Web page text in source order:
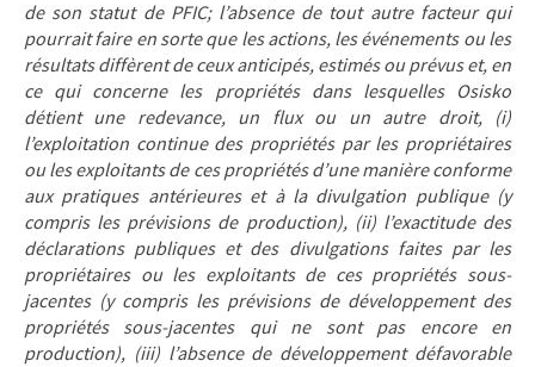
de son statut de PFIC; l’absence de tout autre facteur qui
pourrait faire en sorte que les actions, les événements ou les
résultats diffèrent de ceux anticipés, estimés ou prévus et, en
ce qui concerne les propriétés dans lesquelles Osisko
détient une redevance, un flux ou un autre droit, (i)
l’exploitation continue des propriétés par les propriétaires
ou les exploitants de ces propriétés d’une manière conforme
aux pratiques antérieures et à la divulgation publique (y
compris les prévisions de production), (ii) l’exactitude des
déclarations publiques et des divulgations faites par les
propriétaires ou les exploitants de ces propriétés sous-
jacentes (y compris les prévisions de développement des
propriétés sous-jacentes qui ne sont pas encore en
production), (iii) l’absence de développement défavorable